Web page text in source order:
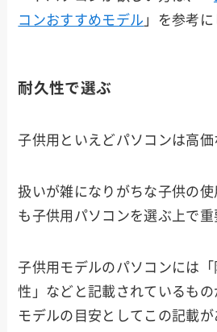
コンおすすめモデル 」を参考に
耐久性で選ぶ
子供用といえどパソコンは高価
扱いが雑になりがちな子供の
も子供用パソコンを選ぶ上で重
子供用モデルのパソコンには
性」などと記載されているもの
モデルの目安としてこの記載